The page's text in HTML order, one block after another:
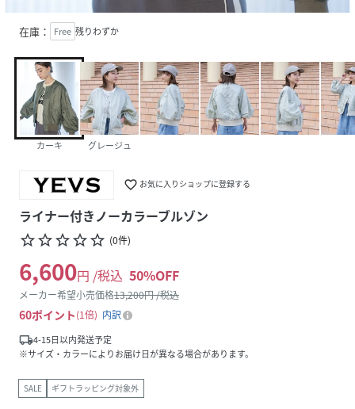
在庫： Free 残りわずか
カーキ グレージュ
favorite_border お気に入りショップに登録する
ライナー付きノーカラーブルゾン
star_borderstar_borderstar_borderstar_borderstar_border (0件)
6,600円 /税込 50%OFF
メーカー希望小売価格13,200円 /税込
60ポイント 1倍
内訳
local_shipping4-15日以内発送予定
※サイズ・カラーによりお届け日が異なる場合があります。
SALE ギフトラッピング対象外